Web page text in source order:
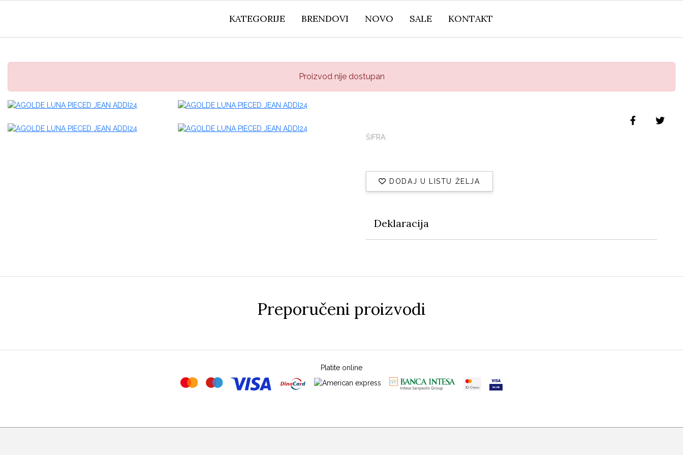
KATEGORIJE BRENDOVI NOVO SALE KONTAKT
Proizvod nije dostupan
ŠIFRA:
DODAJ U LISTU ŽELJA
Deklaracija
Preporučeni proizvodi
Platite online